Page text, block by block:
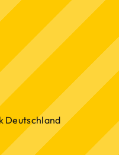
Deutschland